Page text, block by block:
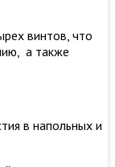
винтов, что
а также
в напольных и